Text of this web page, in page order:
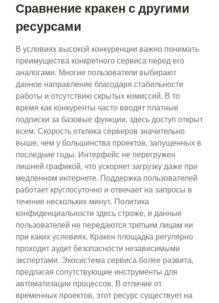
Сравнение кракен с другими
ресурсами
В условиях высокой конкуренции важно понимать
преимущества конкретного сервиса перед его
аналогами. Многие пользователи выбирают
данное направление благодаря стабильности
работы и отсутствию скрытых комиссий. В то
время как конкуренты часто вводят платные
подписки за базовые функции, здесь доступ открыт
всем. Скорость отклика серверов значительно
выше, чем у большинства проектов, запущенных в
последние годы. Интерфейс не перегружен
лишней графикой, что ускоряет загрузку даже при
медленном интернете. Поддержка пользователей
работает круглосуточно и отвечает на запросы в
течение нескольких минут. Политика
конфиденциальности здесь строже, и данные
пользователей не передаются третьим лицам ни
при каких условиях. Кракен площадка регулярно
проходит аудит безопасности независимыми
экспертами. Экосистема сервиса более развита,
предлагая сопутствующие инструменты для
автоматизации процессов. В отличие от
временных проектов, этот ресурс существует на